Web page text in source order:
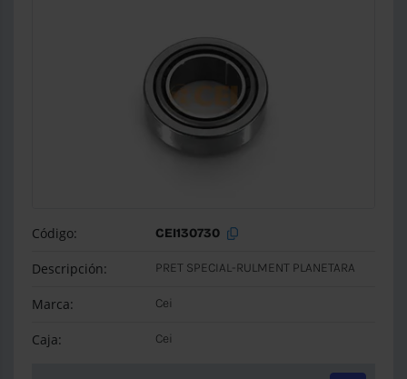
Código: CEI130730
Descripción: PRET SPECIAL-RULMENT PLANETARA
Marca: Cei
Caja: Cei